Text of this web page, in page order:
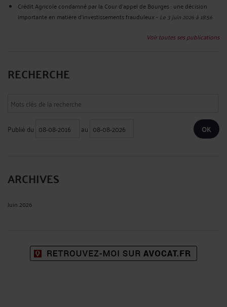
Crédit Agricole condamné par la Cour d’appel de Bourges : une décision
importante en matière d’investissements frauduleux- Le 3 juin 2026 à 18:56
Voir toutes ses publications
RECHERCHE
Publié du au
ARCHIVES
Juin 2026